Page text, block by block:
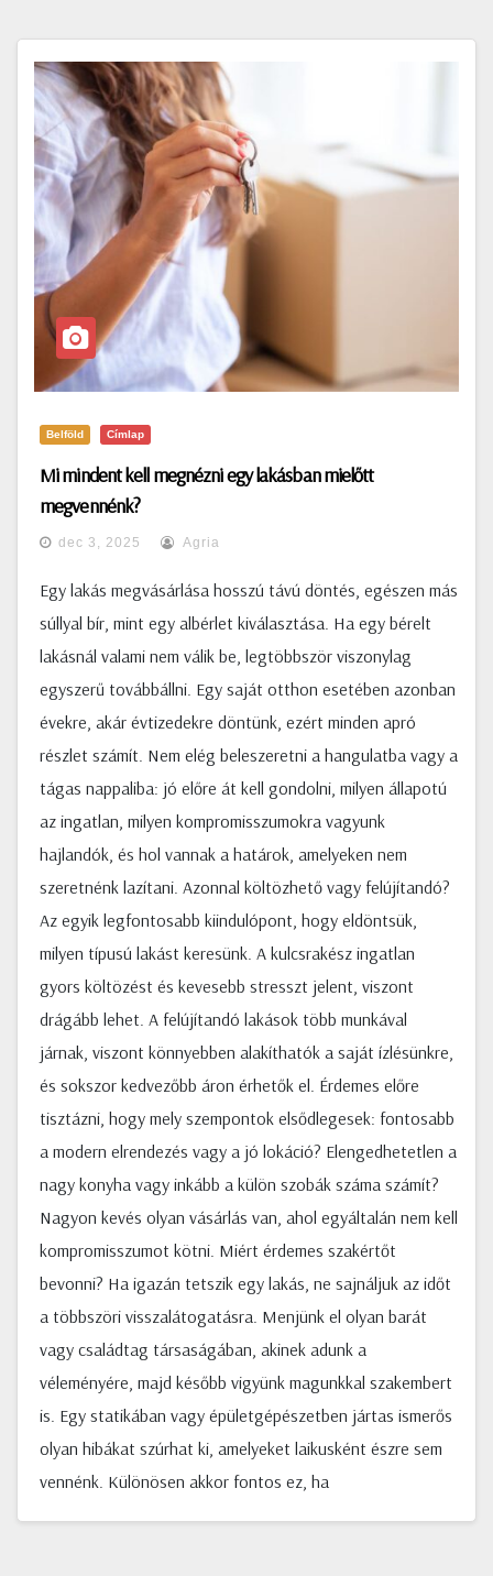
Belföld Címlap
Mi mindent kell megnézni egy lakásban mielőtt
megvennénk?
dec 3, 2025 Agria
Egy lakás megvásárlása hosszú távú döntés, egészen más
súllyal bír, mint egy albérlet kiválasztása. Ha egy bérelt
lakásnál valami nem válik be, legtöbbször viszonylag
egyszerű továbbállni. Egy saját otthon esetében azonban
évekre, akár évtizedekre döntünk, ezért minden apró
részlet számít. Nem elég beleszeretni a hangulatba vagy a
tágas nappaliba: jó előre át kell gondolni, milyen állapotú
az ingatlan, milyen kompromisszumokra vagyunk
hajlandók, és hol vannak a határok, amelyeken nem
szeretnénk lazítani. Azonnal költözhető vagy felújítandó?
Az egyik legfontosabb kiindulópont, hogy eldöntsük,
milyen típusú lakást keresünk. A kulcsrakész ingatlan
gyors költözést és kevesebb stresszt jelent, viszont
drágább lehet. A felújítandó lakások több munkával
járnak, viszont könnyebben alakíthatók a saját ízlésünkre,
és sokszor kedvezőbb áron érhetők el. Érdemes előre
tisztázni, hogy mely szempontok elsődlegesek: fontosabb
a modern elrendezés vagy a jó lokáció? Elengedhetetlen a
nagy konyha vagy inkább a külön szobák száma számít?
Nagyon kevés olyan vásárlás van, ahol egyáltalán nem kell
kompromisszumot kötni. Miért érdemes szakértőt
bevonni? Ha igazán tetszik egy lakás, ne sajnáljuk az időt
a többszöri visszalátogatásra. Menjünk el olyan barát
vagy családtag társaságában, akinek adunk a
véleményére, majd később vigyünk magunkkal szakembert
is. Egy statikában vagy épületgépészetben jártas ismerős
olyan hibákat szúrhat ki, amelyeket laikusként észre sem
vennénk. Különösen akkor fontos ez, ha